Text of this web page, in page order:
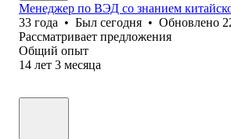
Менеджер по ВЭД со знанием
33 года • Был сегодня • Обновлено
Рассматривает предложения
Общий опыт
14 лет 3 месяца